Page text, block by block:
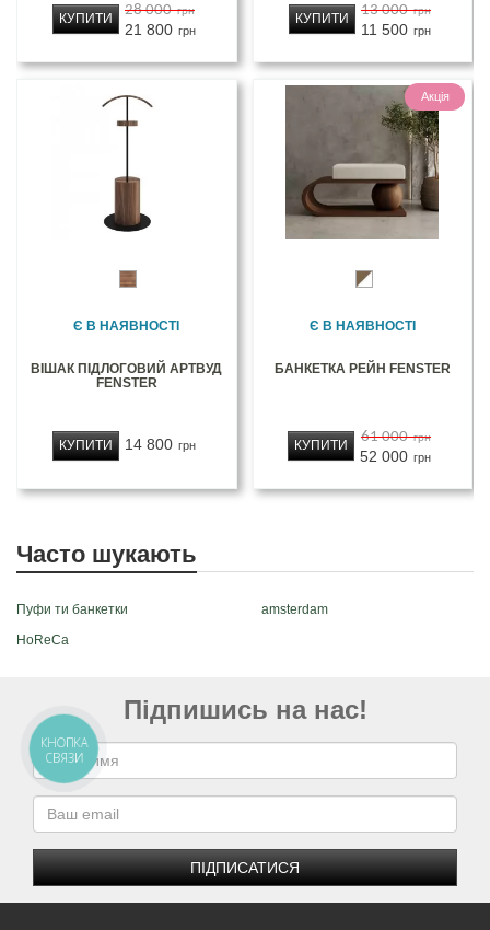
28 000 грн
21 800 грн
КУПИТИ
13 000 грн
11 500 грн
КУПИТИ
Є В НАЯВНОСТІ
ВІШАК ПІДЛОГОВИЙ АРТВУД
FENSTER
14 800 грн
КУПИТИ
Акція
Є В НАЯВНОСТІ
БАНКЕТКА РЕЙН FENSTER
61 000 грн
52 000 грн
КУПИТИ
Часто шукають
Пуфи ти банкетки
amsterdam
HoReCa
Підпишись на нас!
ПІДПИСАТИСЯ
КНОПКА
СВЯЗИ